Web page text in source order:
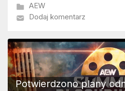
AEW
Dodaj komentarz
Potwierdzono plany